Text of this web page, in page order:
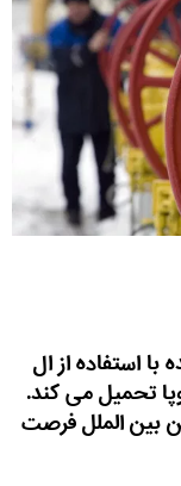
استفاده از ال
تحمیل می کند.
بین الملل فرصت